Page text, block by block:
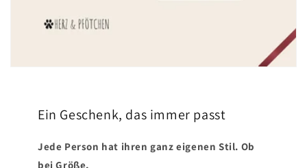
Ein Geschenk, das immer passt
Jede Person hat ihren ganz eigenen Stil. Ob
bei Größe,